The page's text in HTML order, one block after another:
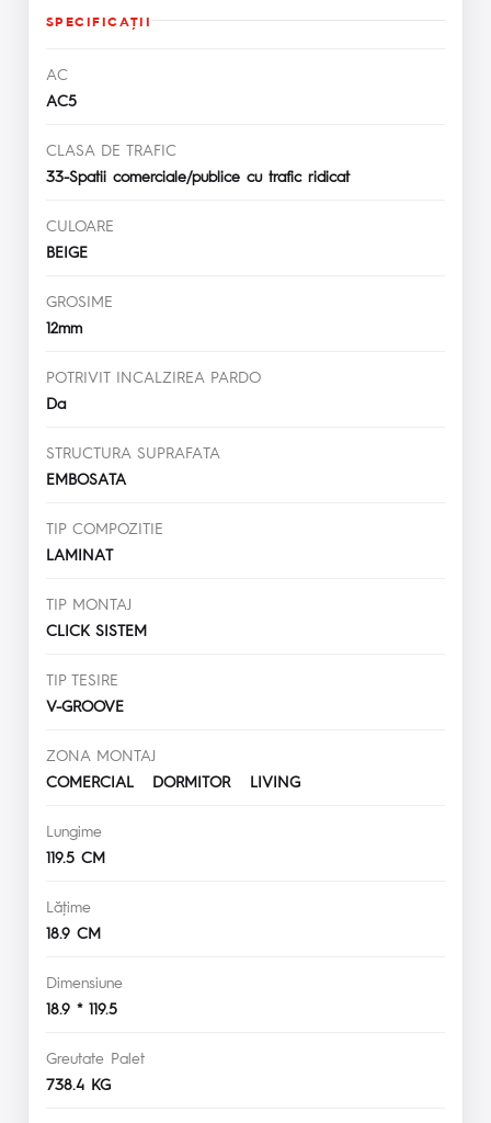
SPECIFICAŢII
AC
AC5
CLASA DE TRAFIC
33-Spatii comerciale/publice cu trafic ridicat
CULOARE
BEIGE
GROSIME
12mm
POTRIVIT INCALZIREA PARDO
Da
STRUCTURA SUPRAFATA
EMBOSATA
TIP COMPOZITIE
LAMINAT
TIP MONTAJ
CLICK SISTEM
TIP TESIRE
V-GROOVE
ZONA MONTAJ
COMERCIAL DORMITOR LIVING
Lungime
119.5 CM
Lăţime
18.9 CM
Dimensiune
18.9 * 119.5
Greutate Palet
738.4 KG